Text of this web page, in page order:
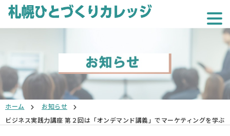
ホーム
お知らせ
ビジネス実践力講座 第２回は「オンデマンド講義」でマーケティングを学ぶ